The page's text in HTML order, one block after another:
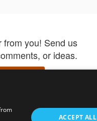
from you! Send us
or ideas.
Bidspirit app –
ACCEPT ALL